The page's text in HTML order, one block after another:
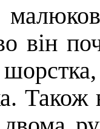
він
Також